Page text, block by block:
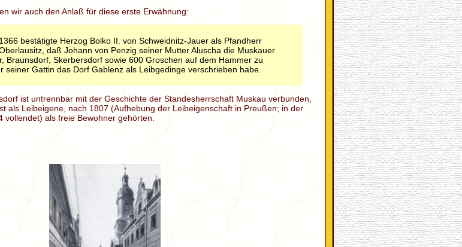
wir auch den Anlaß für diese erste Erwähnung:
bestätigte Herzog Bolko II. von Schweidnitz-Jauer als Pfandherr
daß Johann von Penzig seiner Mutter Aluscha die Muskauer
Braunsdorf, Skerbersdorf sowie 600 Groschen auf dem Hammer zu
seiner Gattin das Dorf Gablenz als Leibgedinge verschrieben habe.
ist untrennbar mit der Geschichte der Standesherrschaft Muskau verbunden,
als Leibeigene, nach 1807 (Aufhebung der Leibeigenschaft in Preußen; in der
vollendet) als freie Bewohner gehörten.